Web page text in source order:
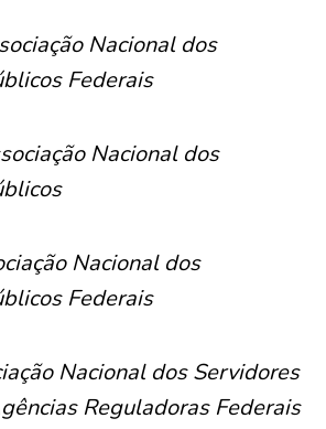
Nacional dos
Federais
Nacional dos
Nacional dos
Federais
Nacional dos Servidores
Reguladoras Federais